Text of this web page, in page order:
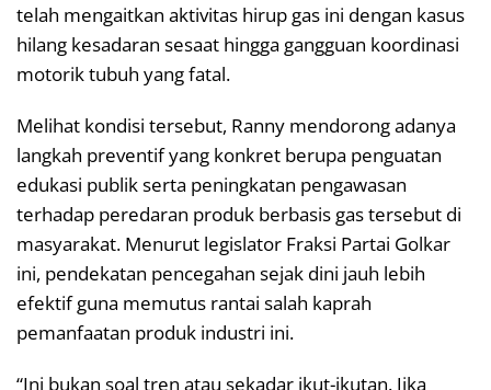
telah mengaitkan aktivitas hirup gas ini dengan kasus
hilang kesadaran sesaat hingga gangguan koordinasi
motorik tubuh yang fatal.
Melihat kondisi tersebut, Ranny mendorong adanya
langkah preventif yang konkret berupa penguatan
edukasi publik serta peningkatan pengawasan
terhadap peredaran produk berbasis gas tersebut di
masyarakat. Menurut legislator Fraksi Partai Golkar
ini, pendekatan pencegahan sejak dini jauh lebih
efektif guna memutus rantai salah kaprah
pemanfaatan produk industri ini.
“Ini bukan soal tren atau sekadar ikut-ikutan. Jika